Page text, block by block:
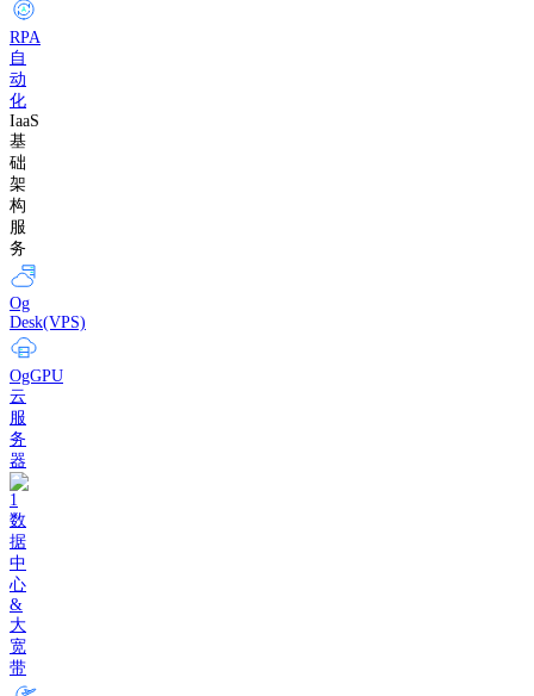
RPA
自
动
化
IaaS
基
础
架
构
服
务
Og
Desk(VPS)
OgGPU
云
服
务
器
数
据
中
心
&
大
宽
带